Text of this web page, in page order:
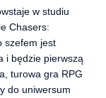
w studiu
Chasers:
szefem jest
i będzie pierwszą
turowa gra RPG
do uniwersum